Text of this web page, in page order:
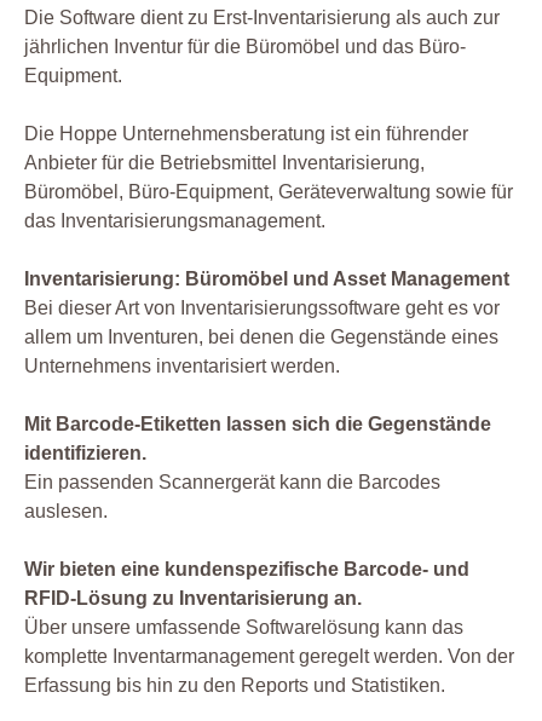
Die Software dient zu Erst-Inventarisierung als auch zur
jährlichen Inventur für die Büromöbel und das Büro-
Equipment.
Die Hoppe Unternehmensberatung ist ein führender
Anbieter für die Betriebsmittel Inventarisierung,
Büromöbel, Büro-Equipment, Geräteverwaltung sowie für
das Inventarisierungsmanagement.
Inventarisierung: Büromöbel und Asset Management
Bei dieser Art von Inventarisierungssoftware geht es vor
allem um Inventuren, bei denen die Gegenstände eines
Unternehmens inventarisiert werden.
Mit Barcode-Etiketten lassen sich die Gegenstände
identifizieren.
Ein passenden Scannergerät kann die Barcodes
auslesen.
Wir bieten eine kundenspezifische Barcode- und
RFID-Lösung zu Inventarisierung an.
Über unsere umfassende Softwarelösung kann das
komplette Inventarmanagement geregelt werden. Von der
Erfassung bis hin zu den Reports und Statistiken.